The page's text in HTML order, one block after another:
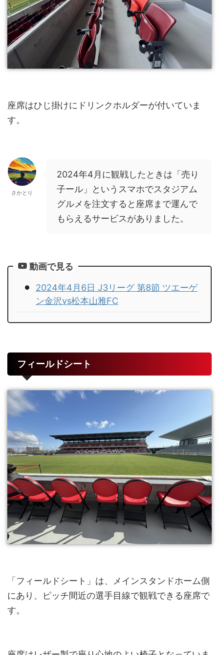
座席はひじ掛けにドリンクホルダーが付いていま
す。
さかとり
2024年4月に観戦したときは「売り
子ール」というスマホでスタジアム
グルメを注文すると座席まで運んで
もらえるサービスがありました。
動画で見る
2024年4月6日 J3リーグ 第8節 ツエーゲ
ン金沢vs松本山雅FC
フィールドシート
「フィールドシート」は、メインスタンドホーム側
にあり、ピッチ間近の選手目線で観戦できる座席で
す。